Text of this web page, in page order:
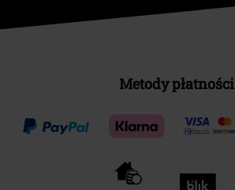
Metody płatności